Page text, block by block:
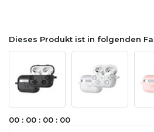
Dieses Produkt ist in folgenden
00 : 00 : 00 : 00